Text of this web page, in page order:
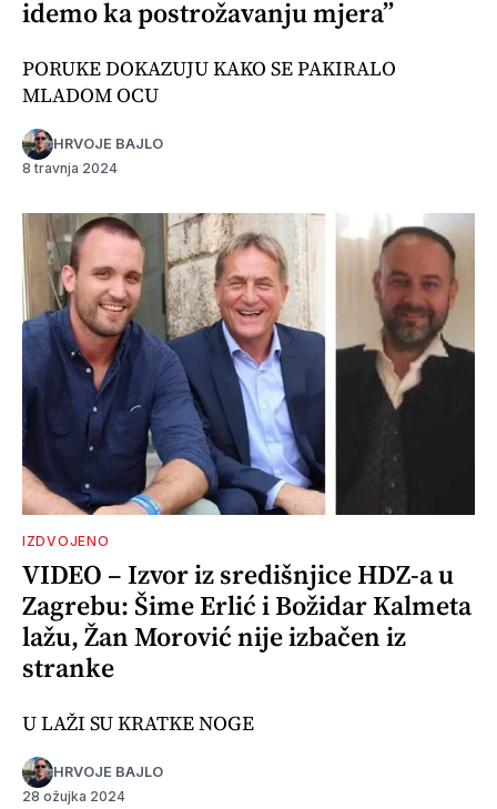
idemo ka postrožavanju mjera”
PORUKE DOKAZUJU KAKO SE PAKIRALO
MLADOM OCU
HRVOJE BAJLO
8 travnja 2024
IZDVOJENO
VIDEO – Izvor iz središnjice HDZ-a u
Zagrebu: Šime Erlić i Božidar Kalmeta
lažu, Žan Morović nije izbačen iz
stranke
U LAŽI SU KRATKE NOGE
HRVOJE BAJLO
28 ožujka 2024